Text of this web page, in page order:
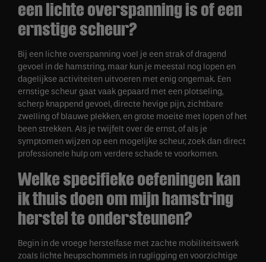
een lichte overspanning is of een
ernstige scheur?
Bij een lichte overspanning voel je een strak of dragend
gevoel in de hamstring, maar kun je meestal nog lopen en
dagelijkse activiteiten uitvoeren met enig ongemak. Een
ernstige scheur gaat vaak gepaard met een plotseling,
scherp knappend gevoel, directe hevige pijn, zichtbare
zwelling of blauwe plekken, en grote moeite met lopen of het
been strekken. Als je twijfelt over de ernst, of als je
symptomen wijzen op een mogelijke scheur, zoek dan direct
professionele hulp om verdere schade te voorkomen.
Welke specifieke oefeningen kan
ik thuis doen om mijn hamstring
herstel te ondersteunen?
Begin in de vroege herstelfase met zachte mobiliteitswerk
zoals lichte heupschommels in rugligging en voorzichtige